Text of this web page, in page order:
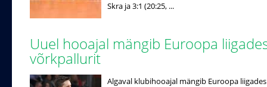
Skra ja 3:1 (20:25, ...
Uuel hooajal mängib Euroopa
võrkpallurit
Algaval klubihooajal mängib Euroopa